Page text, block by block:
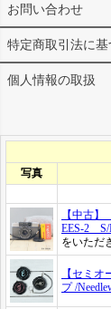
お問い合わせ
特定商取引法に
個人情報の取扱